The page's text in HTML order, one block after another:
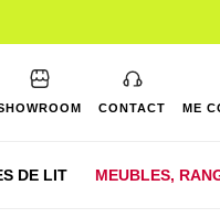
CONTACT ME
DE LIT MEUBLES,